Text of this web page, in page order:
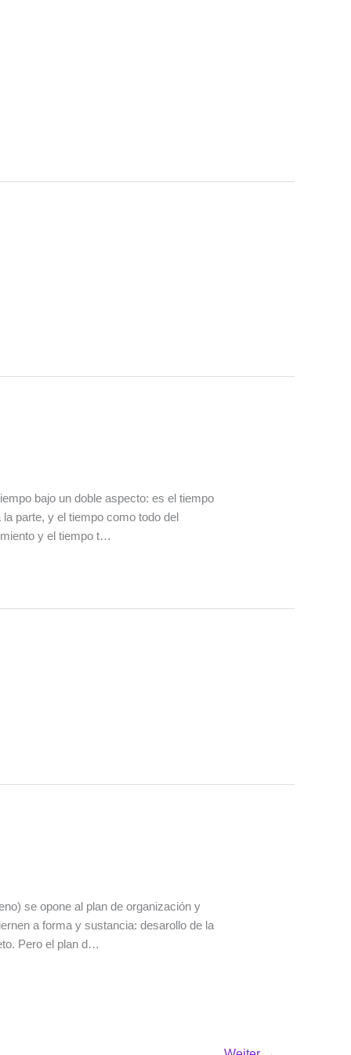
bajo un doble aspecto: es el tiempo
parte, y el tiempo como todo del
y el tiempo t…
se opone al plan de organización y
a forma y sustancia: desarollo de la
Pero el plan d…